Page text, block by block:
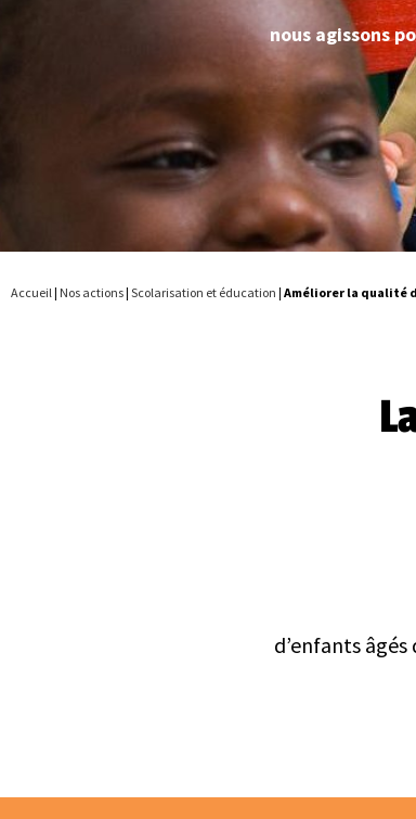
nous agissons
Accueil| Nos actions| Scolarisation et éducation | Améliorer la qualité
d’enfants âgés